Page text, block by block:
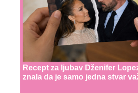
Recept za ljubav Dženifer
znala da je samo jedna stvar